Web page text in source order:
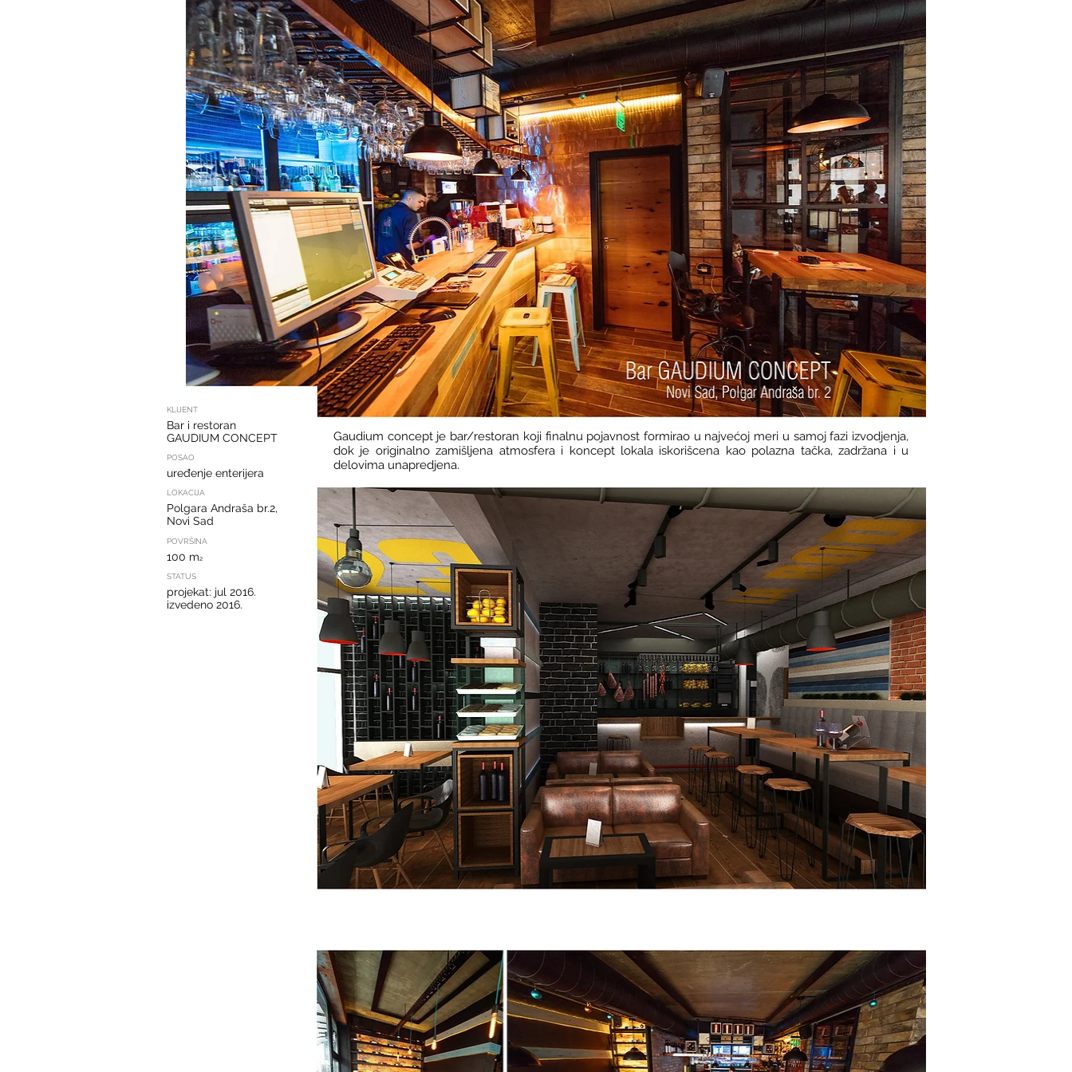
KLIJENT
Bar i restoran
GAUDIUM CONCEPT
POSAO
uređenje enterijera
LOKACIJA
Polgara Andraša br.2,
Novi Sad
POVRŠINA
100 m2
STATUS
projekat: jul 2016.
izvedeno 2016.
Gaudium concept je bar/restoran koji finalnu pojavnost formirao u najvećoj meri u samoj fazi izvodjenja,
dok je originalno zamišljena atmosfera i koncept lokala iskorišcena kao polazna tačka, zadržana i u
delovima unapredjena.